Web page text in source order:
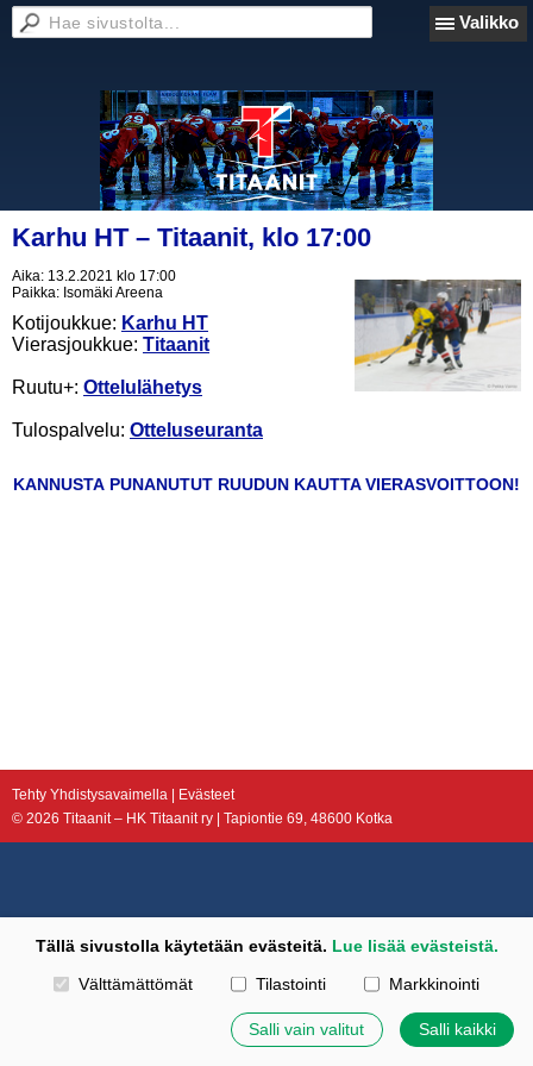
Valikko
Karhu HT – Titaanit, klo 17:00
Aika: 13.2.2021 klo 17:00
Paikka: Isomäki Areena
Kotijoukkue: Karhu HT
Vierasjoukkue: Titaanit
Ruutu+: Ottelulähetys
Tulospalvelu: Otteluseuranta
KANNUSTA PUNANUTUT RUUDUN KAUTTA VIERASVOITTOON!
Tehty Yhdistysavaimella
Evästeet
© 2026 Titaanit – HK Titaanit ry | Tapiontie 69, 48600 Kotka
Tällä sivustolla käytetään evästeitä. Lue lisää evästeistä.
Valitse käytettävät evästeet
Välttämättömät Tilastointi Markkinointi
Salli vain valitut Salli kaikki